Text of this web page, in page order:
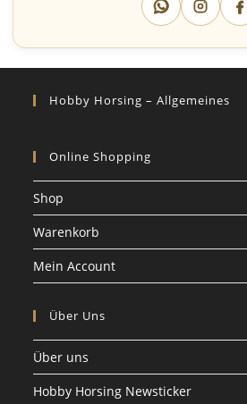
Hobby Horsing – Allgemeines
Online Shopping
Shop
Warenkorb
Mein Account
Über Uns
Über uns
Hobby Horsing Newsticker